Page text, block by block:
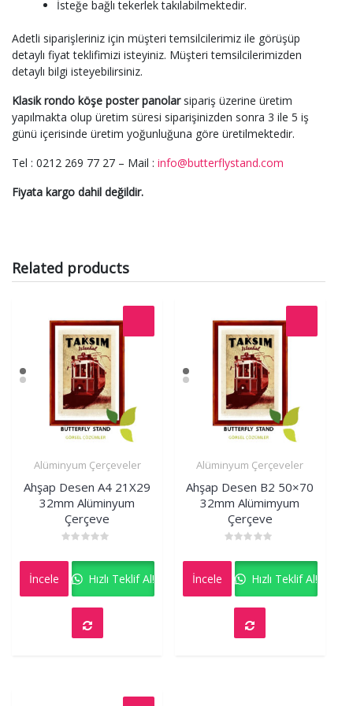
İsteğe bağlı tekerlek takılabilmektedir.
Adetli siparişleriniz için müşteri temsilcilerimiz ile görüşüp
detaylı fiyat teklifimizi isteyiniz. Müşteri temsilcilerimizden
detaylı bilgi isteyebilirsiniz.
Klasik rondo köşe poster panolar sipariş üzerine üretim
yapılmakta olup üretim süresi siparişinizden sonra 3 ile 5 iş
günü içerisinde üretim yoğunluğuna göre üretilmektedir.
Tel : 0212 269 77 27 – Mail : info@butterflystand.com
Fiyata kargo dahil değildir.
Related products
Alüminyum Çerçeveler
Ahşap Desen A4 21X29
32mm Alüminyum
Çerçeve
0
İncele Hızlı Teklif Al!
Alüminyum Çerçeveler
Ahşap Desen B2 50×70
32mm Alümimyum
Çerçeve
0
İncele Hızlı Teklif Al!